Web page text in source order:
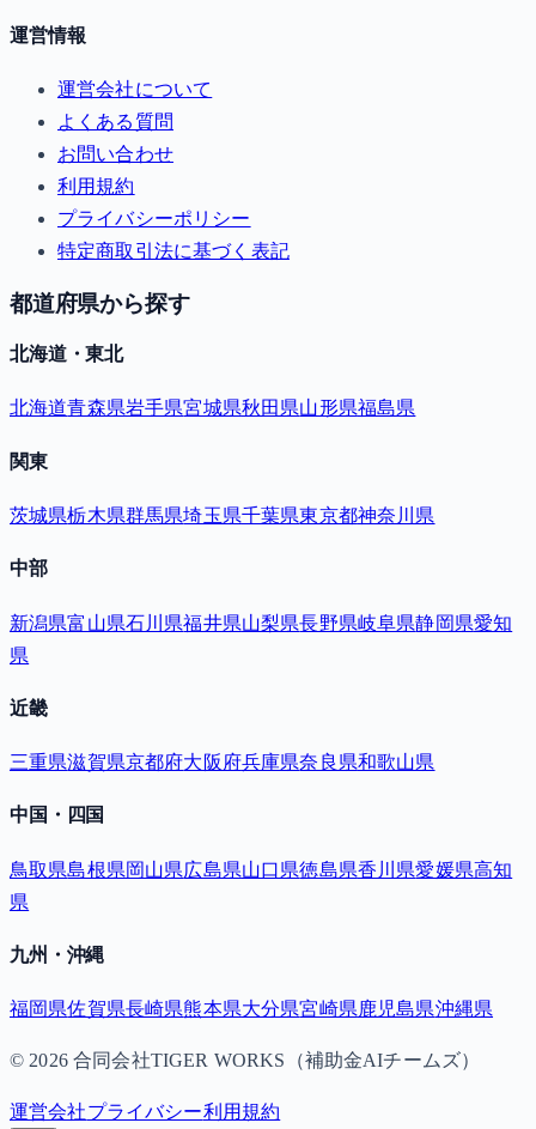
運営情報
運営会社について
よくある質問
お問い合わせ
利用規約
プライバシーポリシー
特定商取引法に基づく表記
都道府県から探す
北海道・東北
北海道青森県岩手県宮城県秋田県山形県福島県
関東
茨城県栃木県群馬県埼玉県千葉県東京都神奈川県
中部
新潟県富山県石川県福井県山梨県長野県岐阜県静岡県愛知
県
近畿
三重県滋賀県京都府大阪府兵庫県奈良県和歌山県
中国・四国
鳥取県島根県岡山県広島県山口県徳島県香川県愛媛県高知
県
九州・沖縄
福岡県佐賀県長崎県熊本県大分県宮崎県鹿児島県沖縄県
© 2026合同会社TIGER WORKS（補助金AIチームズ）
運営会社プライバシー利用規約